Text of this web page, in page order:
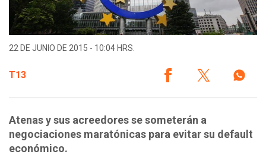
22 DE JUNIO DE 2015 - 10:04 HRS.
T13
Atenas y sus acreedores se someterán a
negociaciones maratónicas para evitar su default
económico.